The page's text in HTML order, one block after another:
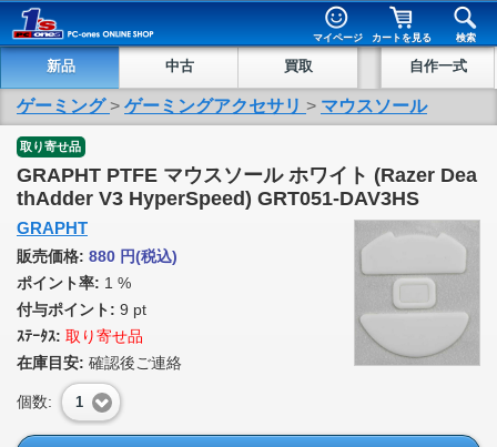
マイページ カートを見る 検索
新品 中古 買取 自作一式
ゲーミング > ゲーミングアクセサリ > マウスソール
取り寄せ品
GRAPHT PTFE マウスソール ホワイト (Razer Dea
thAdder V3 HyperSpeed) GRT051-DAV3HS
GRAPHT
販売価格: 880 円(税込)
ポイント率: 1 %
付与ポイント: 9 pt
ｽﾃｰﾀｽ: 取り寄せ品
在庫目安: 確認後ご連絡
個数: 1